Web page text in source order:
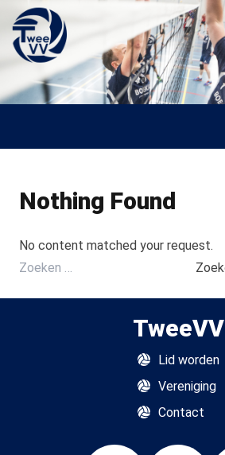
Skip to content
Nothing Found
No content matched your request.
Zoeken
TweeVV
Lid worden
Vereniging
Contact